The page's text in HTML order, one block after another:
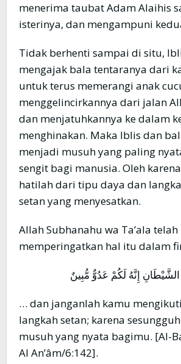
menerima taubat Adam Alaihis
isterinya, dan mengampuni
Tidak berhenti sampai di situ,
mengajak bala tentaranya dari
untuk terus memerangi anak
menggelincirkannya dari jalan
dan menjatuhkannya ke dalam
menghinakan. Maka Iblis dan
menjadi musuh yang paling
sengit bagi manusia. Oleh
hatilah dari tipu daya dan
setan yang menyesatkan.
Allah Subhanahu wa Ta’ala telah
memperingatkan hal itu dalam
إِنَّهُ لَكُمْ عَدُوٌّ مُّبِينٌ
… dan janganlah kamu
langkah setan; karena
musuh yang nyata bagimu. [Al-
Al An’âm/6:142].